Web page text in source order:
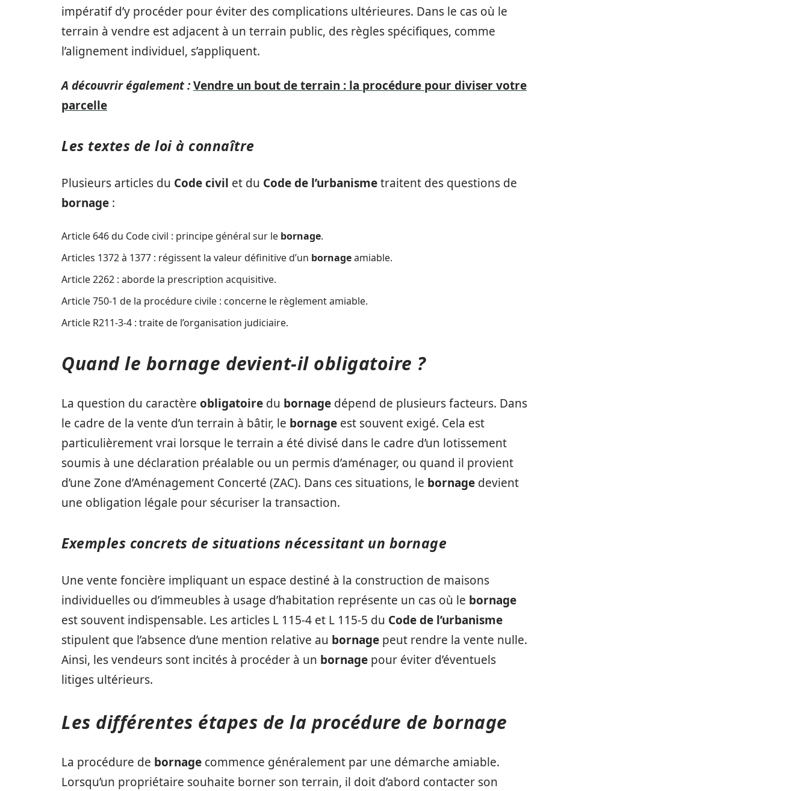
impératif d’y procéder pour éviter des complications ultérieures. Dans le cas où le
terrain à vendre est adjacent à un terrain public, des règles spécifiques, comme
l’alignement individuel, s’appliquent.
A découvrir également :Vendre un bout de terrain : la procédure pour diviser votre
parcelle
Les textes de loi à connaître
Plusieurs articles du Code civil et du Code de l’urbanismetraitent des questions de
bornage :
Article 646 du Code civil : principe général sur le bornage.
Articles 1372 à 1377 : régissent la valeur définitive d’un bornageamiable.
Article 2262 : aborde la prescription acquisitive.
Article 750-1 de la procédure civile : concerne le règlement amiable.
Article R211-3-4 : traite de l’organisation judiciaire.
Quand le bornage devient-il obligatoire ?
La question du caractère obligatoire du bornage dépend de plusieurs facteurs. Dans
le cadre de la vente d’un terrain à bâtir, le bornage est souvent exigé. Cela est
particulièrement vrai lorsque le terrain a été divisé dans le cadre d’un lotissement
soumis à une déclaration préalable ou un permis d’aménager, ou quand il provient
d’une Zone d’Aménagement Concerté (ZAC). Dans ces situations, le bornage devient
une obligation légale pour sécuriser la transaction.
Exemples concrets de situations nécessitant un bornage
Une vente foncière impliquant un espace destiné à la construction de maisons
individuelles ou d’immeubles à usage d’habitation représente un cas où le bornage
est souvent indispensable. Les articles L 115-4 et L 115-5 du Code de l’urbanisme
stipulent que l’absence d’une mention relative au bornage peut rendre la vente nulle.
Ainsi, les vendeurs sont incités à procéder à un bornage pour éviter d’éventuels
litiges ultérieurs.
Les différentes étapes de la procédure de bornage
La procédure de bornage commence généralement par une démarche amiable.
Lorsqu’un propriétaire souhaite borner son terrain, il doit d’abord contacter son